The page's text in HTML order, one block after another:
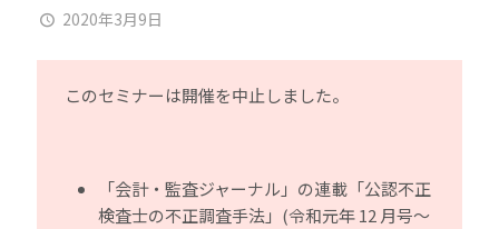
2020年3月9日
このセミナーは開催を中止しました。
「会計・監査ジャーナル」の連載「公認不正
検査士の不正調査手法」(令和元年 12 月号～